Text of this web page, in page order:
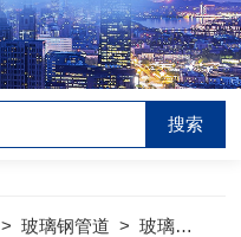
>玻璃钢管道 >玻璃钢喷淋管